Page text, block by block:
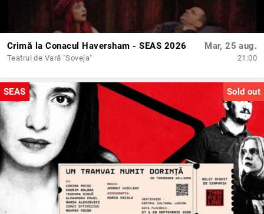
Crimă la Conacul Haversham - SEAS 2026
Teatrul de Vară "Soveja"
Mar, 25 aug.
21:00
SEAS Sold out